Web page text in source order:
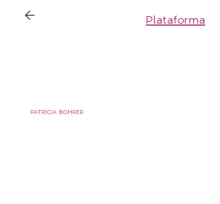
Plataforma
PATRÍCIA BOHRER